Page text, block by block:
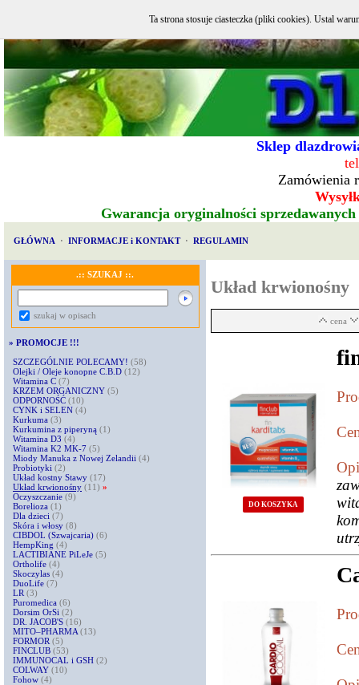
Sklep
Zamówienia
Gwarancja oryginalności
GŁÓWNA · INFORMACJE i KONTAKT · REGULAMIN
.:: SZUKAJ ::.
szukaj w opisach
» PROMOCJE !!!
SZCZEGÓLNIE POLECAMY! (58)
Olejki / Oleje konopne C.B.D (12)
Witamina C (7)
KRZEM ORGANICZNY (5)
ODPORNOŚĆ (10)
CYNK i SELEN (4)
Kurkuma (3)
Kurkumina z piperyną (1)
Witamina D3 (4)
Witamina K2 MK-7 (5)
Miody Manuka z Nowej Zelandii (4)
Probiotyki (2)
Układ kostny Stawy (17)
Układ krwionośny (11) »
Oczyszczanie (9)
Borelioza (1)
Dla dzieci (7)
Skóra i włosy (8)
CIBDOL (Szwajcaria) (6)
HempKing (4)
LACTIBIANE PiLeJe (5)
Ortholife (4)
Skoczylas (4)
DuoLife (7)
LR (3)
Puromedica (6)
Dorsim OrSi (2)
DR. JACOB'S (16)
MITO–PHARMA (13)
FORMOR (5)
FINCLUB (53)
IMMUNOCAL i GSH (2)
COLWAY (10)
Fohow (4)
Układ krwionośny
cena
DO KOSZYKA
Ta strona stosuje ciasteczka (pliki cookies). Ustal